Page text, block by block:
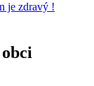
je zdravý !